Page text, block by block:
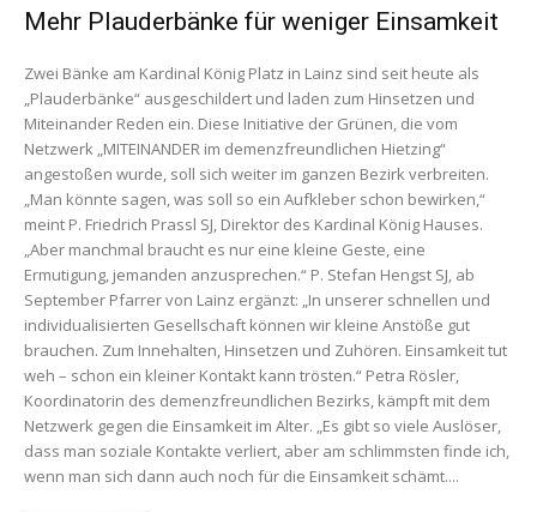
Mehr Plauderbänke für weniger Einsamkeit
Zwei Bänke am Kardinal König Platz in Lainz sind seit heute als
„Plauderbänke“ ausgeschildert und laden zum Hinsetzen und
Miteinander Reden ein. Diese Initiative der Grünen, die vom
Netzwerk „MITEINANDER im demenzfreundlichen Hietzing“
angestoßen wurde, soll sich weiter im ganzen Bezirk verbreiten.
„Man könnte sagen, was soll so ein Aufkleber schon bewirken,“
meint P. Friedrich Prassl SJ, Direktor des Kardinal König Hauses.
„Aber manchmal braucht es nur eine kleine Geste, eine
Ermutigung, jemanden anzusprechen.“ P. Stefan Hengst SJ, ab
September Pfarrer von Lainz ergänzt: „In unserer schnellen und
individualisierten Gesellschaft können wir kleine Anstöße gut
brauchen. Zum Innehalten, Hinsetzen und Zuhören. Einsamkeit tut
weh – schon ein kleiner Kontakt kann trösten.“ Petra Rösler,
Koordinatorin des demenzfreundlichen Bezirks, kämpft mit dem
Netzwerk gegen die Einsamkeit im Alter. „Es gibt so viele Auslöser,
dass man soziale Kontakte verliert, aber am schlimmsten finde ich,
wenn man sich dann auch noch für die Einsamkeit schämt....